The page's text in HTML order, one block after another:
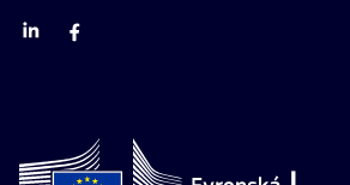
LinkedinFacebook